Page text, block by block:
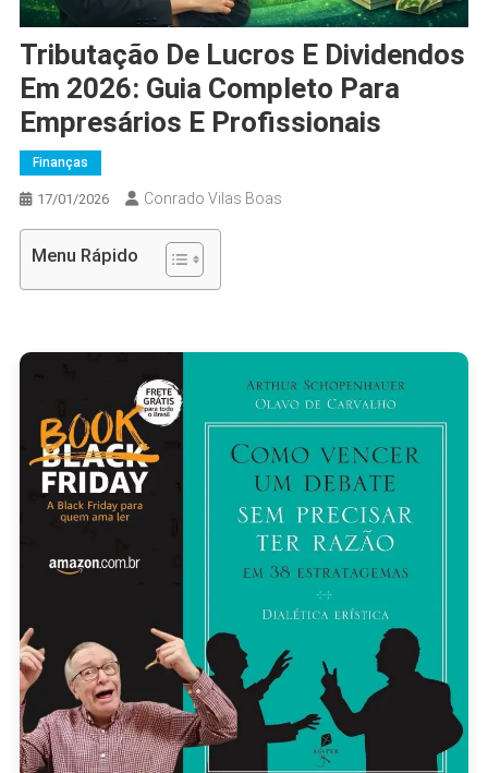
Tributação De Lucros E Dividendos
Em 2026: Guia Completo Para
Empresários E Profissionais
Finanças
17/01/2026 Conrado Vilas Boas
Menu Rápido